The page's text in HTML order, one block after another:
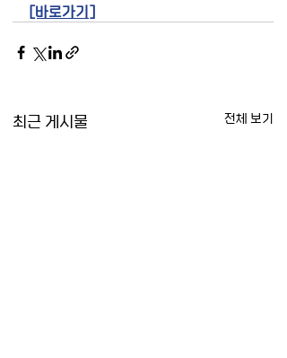
[바로가기]
최근 게시물 전체 보기